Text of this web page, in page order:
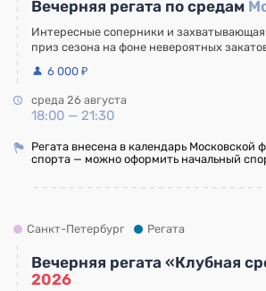
Вечерняя регата по средам
Интересные соперники и захватывающая
приз сезона на фоне невероятных
6 000 ₽
среда 26 августа
18:00 — 21:30
Регата внесена в календарь Московской
спорта — можно оформить начальный
Санкт-Петербург Регата
Вечерняя регата «Клубная
2026